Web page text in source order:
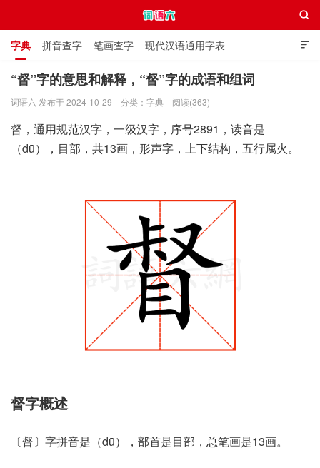

字典 拼音查字 笔画查字 现代汉语通用字表
通用规范汉字表 叠字大全 独体字大全 极简英语词典

“督”字的意思和解释，“督”字的成语和组词
词语六 发布于 2024-10-29 分类： 字典 阅读(363)
督，通用规范汉字，一级汉字，序号2891，读音是
（dū），目部，共13画，形声字，上下结构，五行属火。
督字概述
〔督〕字拼音是（dū），部首是目部，总笔画是13画。